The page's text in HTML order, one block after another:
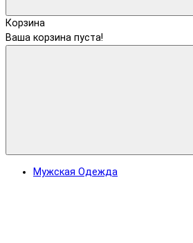
Корзина
Ваша корзина пуста!
Мужская Одежда